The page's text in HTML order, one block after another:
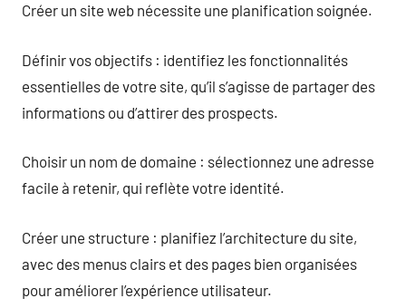
Créer un site web nécessite une planification soignée.
Définir vos objectifs : identifiez les fonctionnalités
essentielles de votre site, qu’il s’agisse de partager des
informations ou d’attirer des prospects.
Choisir un nom de domaine : sélectionnez une adresse
facile à retenir, qui reflète votre identité.
Créer une structure : planifiez l’architecture du site,
avec des menus clairs et des pages bien organisées
pour améliorer l’expérience utilisateur.